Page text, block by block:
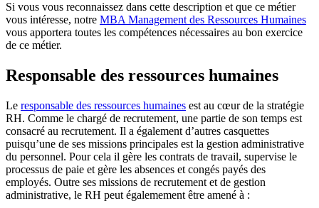
Si vous vous reconnaissez dans cette description et que ce métier
vous intéresse, notre MBA Management des Ressources Humaines
vous apportera toutes les compétences nécessaires au bon exercice
de ce métier.
Responsable des ressources humaines
Le responsable des ressources humaines est au cœur de la stratégie
RH. Comme le chargé de recrutement, une partie de son temps est
consacré au recrutement. Il a également d’autres casquettes
puisqu’une de ses missions principales est la gestion administrative
du personnel. Pour cela il gère les contrats de travail, supervise le
processus de paie et gère les absences et congés payés des
employés. Outre ses missions de recrutement et de gestion
administrative, le RH peut égalemement être amené à :